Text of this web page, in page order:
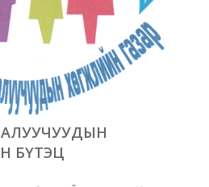
БҮТЭЦ